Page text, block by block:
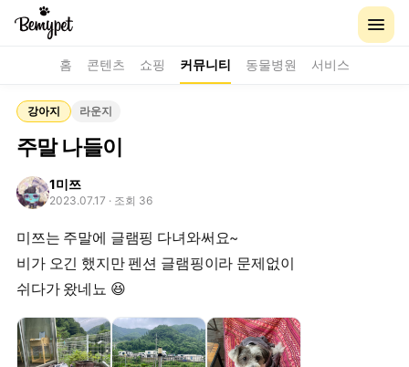
홈 콘텐츠 쇼핑 커뮤니티 동물병원 서비스
강아지 라운지
주말 나들이
1미쯔
2023.07.17 · 조회 36
미쯔는 주말에 글램핑 다녀와써요~
비가 오긴 했지만 펜션 글램핑이라 문제없이
쉬다가 왔네뇨 😆